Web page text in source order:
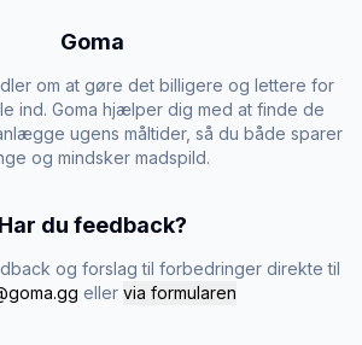
Goma
om at gøre det billigere og lettere for
ind. Goma hjælper dig med at finde de
ugens måltider, så du både sparer
og mindsker madspild.
Har du feedback?
og forslag til forbedringer direkte til
eller via formularen